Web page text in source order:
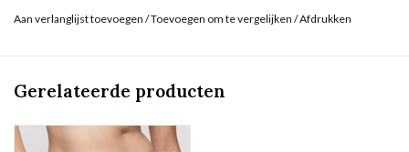
Aan verlanglijst toevoegen /Toevoegen om te vergelijken /Afdrukken
Gerelateerde producten